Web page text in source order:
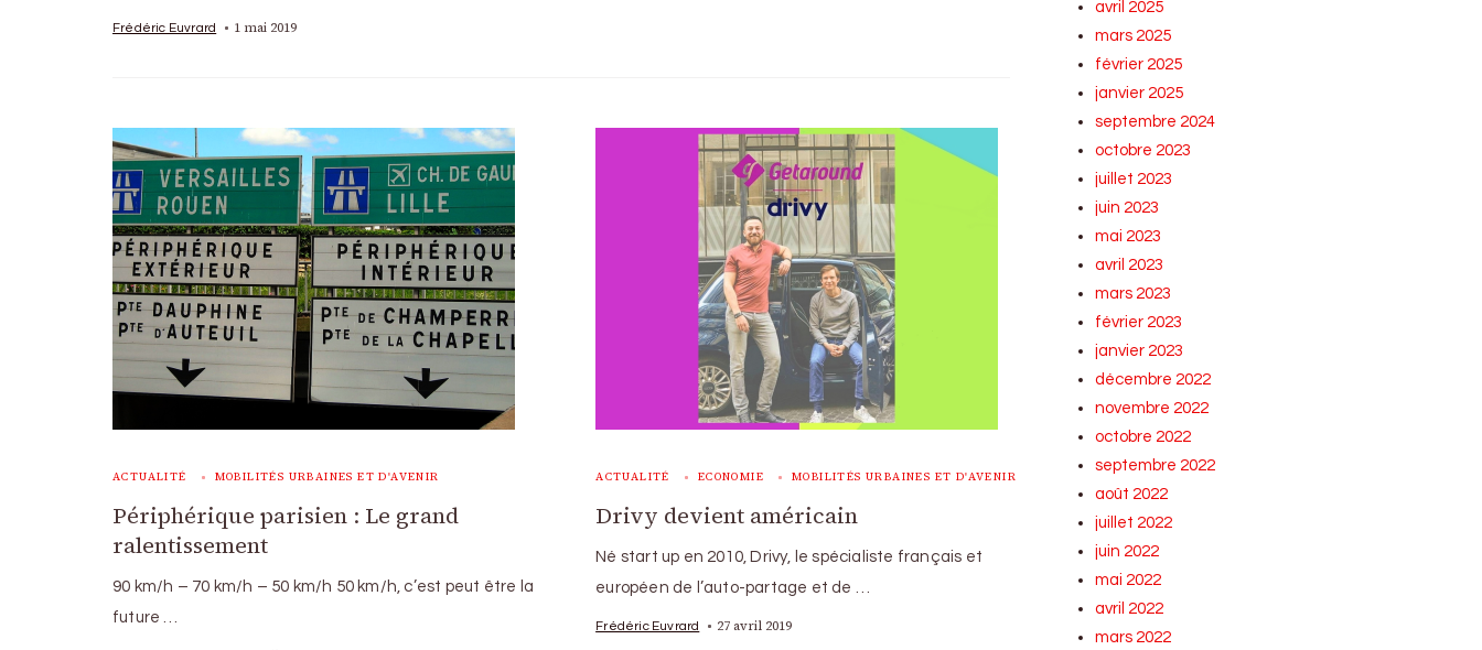
Frédéric Euvrard 1 mai 2019
ACTUALITÉ MOBILITÉS URBAINES ET D'AVENIR
Périphérique parisien : Le grand
ralentissement
90 km/h – 70 km/h – 50 km/h 50 km/h, c’est peut être la
future …
ACTUALITÉ ECONOMIE MOBILITÉS URBAINES ET D'AVENIR
Drivy devient américain
Né start up en 2010, Drivy, le spécialiste français et
européen de l’auto-partage et de …
Frédéric Euvrard 27 avril 2019
avril 2025
mars 2025
février 2025
janvier 2025
septembre 2024
octobre 2023
juillet 2023
juin 2023
mai 2023
avril 2023
mars 2023
février 2023
janvier 2023
décembre 2022
novembre 2022
octobre 2022
septembre 2022
août 2022
juillet 2022
juin 2022
mai 2022
avril 2022
mars 2022